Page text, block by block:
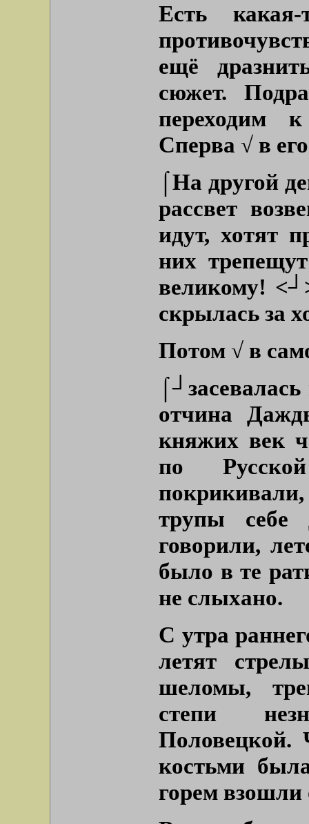
Есть
ещё
сюжет.
переходим
Сперва √ в
⌠На другой
рассвет
идут, хотят
них
великому!
скрылась за
Потом √ в
отчина
княжих век
по
трупы себе
говорили,
было в те
не слыхано.
С утра
летят
шеломы,
степи
Половецкой.
костьми
горем взошли